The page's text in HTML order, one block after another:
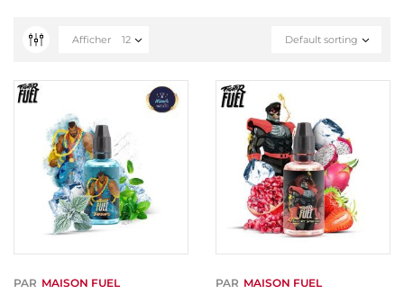
Default sorting
Afficher 12
PAR MAISON FUEL PAR MAISON FUEL